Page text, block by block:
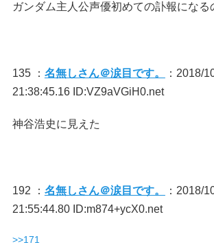
ガンダム主人公声優初めての訃報になる
135 ： 名無しさん＠涙目です。
：2018/
21:38:45.16 ID:VZ9aVGiH0.net
神谷浩史に見えた
192 ： 名無しさん＠涙目です。
：2018/
21:55:44.80 ID:m874+ycX0.net
>>171